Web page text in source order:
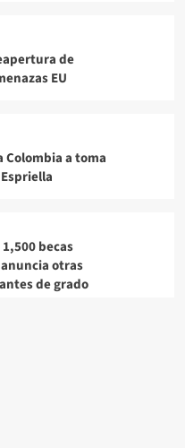
de
EU
a toma
becas
otras
de grado